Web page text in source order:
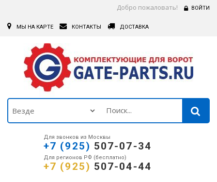
Добро пожаловать! ВОЙТИ
МЫ НА КАРТЕ КОНТАКТЫ ДОСТАВКА
Для звонков из Москвы
+7 (925) 507-07-34
Для регионов РФ (бесплатно)
+7 (925) 507-04-44